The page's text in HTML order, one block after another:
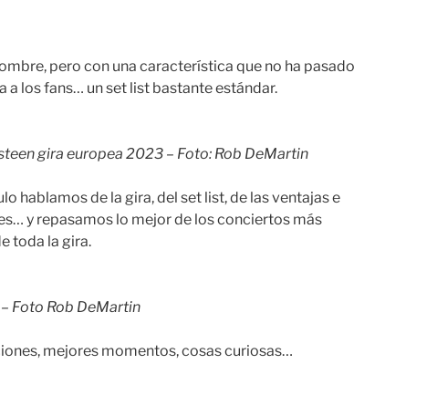
pero con una característica que no ha pasado
a los fans… un set list bastante estándar.
gira europea 2023 – Foto: Rob DeMartin
hablamos de la gira, del set list, de las ventajas e
y repasamos lo mejor de los conciertos más
toda la gira.
– Foto Rob DeMartin
mejores momentos, cosas curiosas…